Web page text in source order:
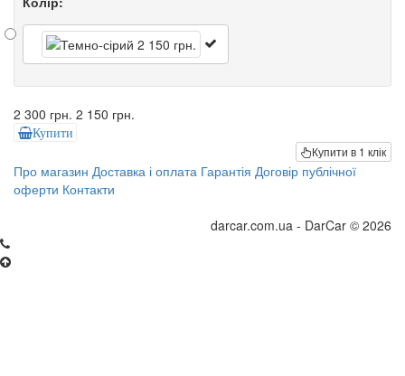
2 300 грн. 2 150 грн.
Купити
Купити в 1 клік
Про магазин Доставка і оплата Гарантія Договір публічної
оферти Контакти
darcar.com.ua - DarCar © 2026